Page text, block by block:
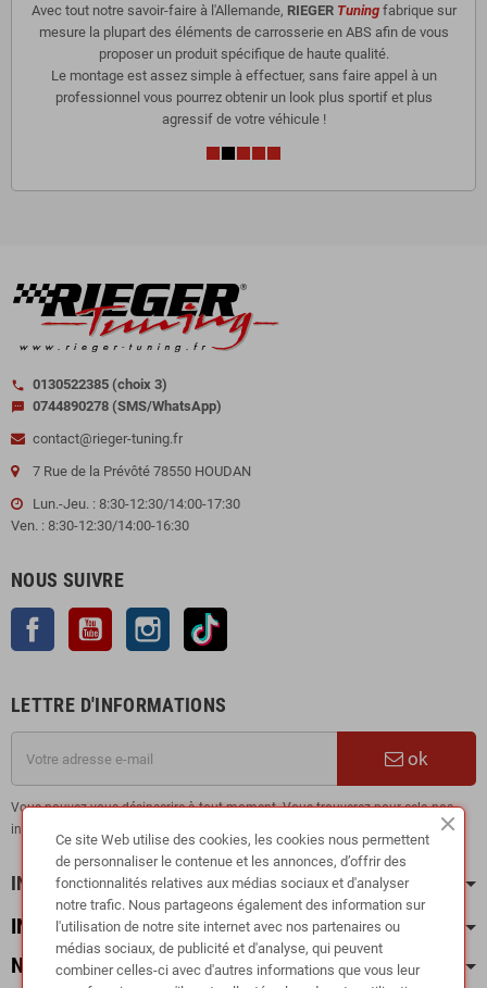
Avec tout notre savoir-faire à l'Allemande, RIEGER Tuning fabrique sur
mesure la plupart des éléments de carrosserie en ABS afin de vous
proposer un produit spécifique de haute qualité.
Le montage est assez simple à effectuer, sans faire appel à un
professionnel vous pourrez obtenir un look plus sportif et plus
agressif de votre véhicule !
call 0130522385 (choix 3)
sms
0744890278 (SMS/WhatsApp)
contact@rieger-tuning.fr
7 Rue de la Prévôté 78550 HOUDAN
Lun.-Jeu. : 8:30-12:30/14:00-17:30
Ven. : 8:30-12:30/14:00-16:30
NOUS SUIVRE
Facebook YouTube Instagram
LETTRE D'INFORMATIONS
ok
Vous pouvez vous désinscrire à tout moment. Vous trouverez pour cela nos
informations de contact dans les conditions d'utilisation du site.
INFORMATION
INFOS PRATIQUES
NOS CATÉGORIES
Ce site Web utilise des cookies, les cookies nous permettent
de personnaliser le contenue et les annonces, d’offrir des
fonctionnalités relatives aux médias sociaux et d'analyser
notre trafic. Nous partageons également des information sur
l'utilisation de notre site internet avec nos partenaires ou
médias sociaux, de publicité et d'analyse, qui peuvent
combiner celles-ci avec d'autres informations que vous leur